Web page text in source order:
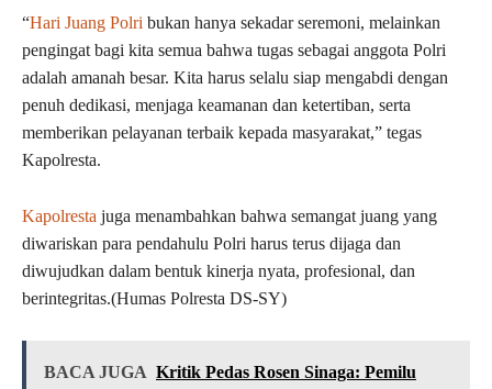
“Hari Juang Polri bukan hanya sekadar seremoni, melainkan
pengingat bagi kita semua bahwa tugas sebagai anggota Polri
adalah amanah besar. Kita harus selalu siap mengabdi dengan
penuh dedikasi, menjaga keamanan dan ketertiban, serta
memberikan pelayanan terbaik kepada masyarakat,” tegas
Kapolresta.
Kapolresta juga menambahkan bahwa semangat juang yang
diwariskan para pendahulu Polri harus terus dijaga dan
diwujudkan dalam bentuk kinerja nyata, profesional, dan
berintegritas.(Humas Polresta DS-SY)
BACA JUGA Kritik Pedas Rosen Sinaga: Pemilu